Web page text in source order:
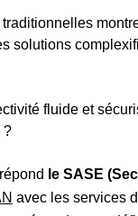
solutions
fluide et
?
le SASE
avec les services